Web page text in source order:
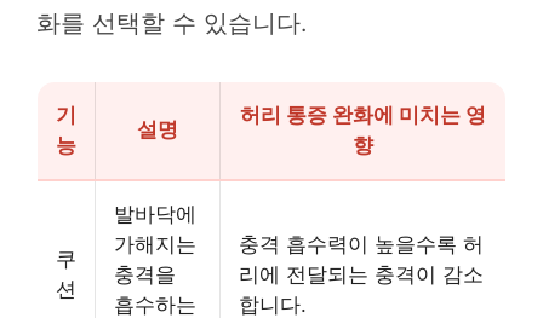
화를 선택할 수 있습니다.
기
능
설명
허리 통증 완화에 미치는 영
향
쿠
션
발바닥에
가해지는
충격을
흡수하는
충격 흡수력이 높을수록 허
리에 전달되는 충격이 감소
합니다.